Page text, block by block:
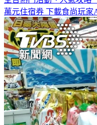
萬元住宿券 下載食尚玩家